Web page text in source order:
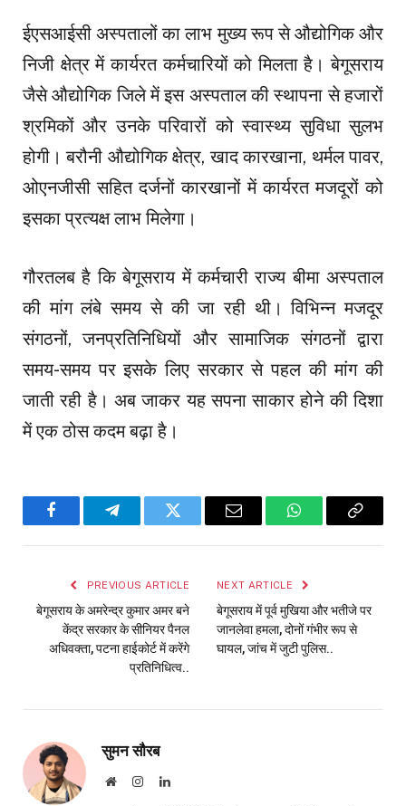
ईएसआईसी अस्पतालों का लाभ मुख्य रूप से औद्योगिक और
निजी क्षेत्र में कार्यरत कर्मचारियों को मिलता है। बेगूसराय
जैसे औद्योगिक जिले में इस अस्पताल की स्थापना से हजारों
श्रमिकों और उनके परिवारों को स्वास्थ्य सुविधा सुलभ
होगी। बरौनी औद्योगिक क्षेत्र, खाद कारखाना, थर्मल पावर,
ओएनजीसी सहित दर्जनों कारखानों में कार्यरत मजदूरों को
इसका प्रत्यक्ष लाभ मिलेगा।
गौरतलब है कि बेगूसराय में कर्मचारी राज्य बीमा अस्पताल
की मांग लंबे समय से की जा रही थी। विभिन्न मजदूर
संगठनों, जनप्रतिनिधियों और सामाजिक संगठनों द्वारा
समय-समय पर इसके लिए सरकार से पहल की मांग की
जाती रही है। अब जाकर यह सपना साकार होने की दिशा
में एक ठोस कदम बढ़ा है।
FacebookTelegramTwitter Email WhatsAppCopy
PREVIOUS ARTICLE
बेगूसराय के अमरेन्द्र कुमार अमर बने
केंद्र सरकार के सीनियर पैनल
अधिवक्ता, पटना हाईकोर्ट में करेंगे
प्रतिनिधित्व..
NEXT ARTICLE
बेगूसराय में पूर्व मुखिया और भतीजे पर
जानलेवा हमला, दोनों गंभीर रूप से
घायल, जांच में जुटी पुलिस..
सुमन सौरब
WebsiteInstagramLinkedIn